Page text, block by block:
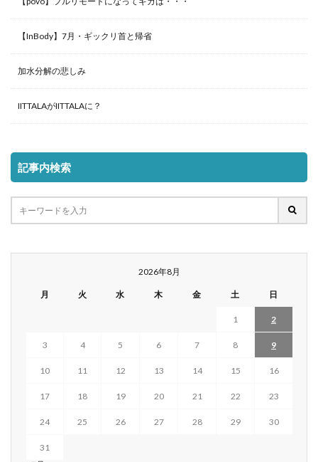
【InBody】7月・ギックリ首と帰省
加水分解の悲しみ
IITTALAがIITTALAに？
記事内検索
2026年8月
月 火 水 木 金 土 日
1 2
3 4 5 6 7 8 9
10 11 12 13 14 15 16
17 18 19 20 21 22 23
24 25 26 27 28 29 30
31